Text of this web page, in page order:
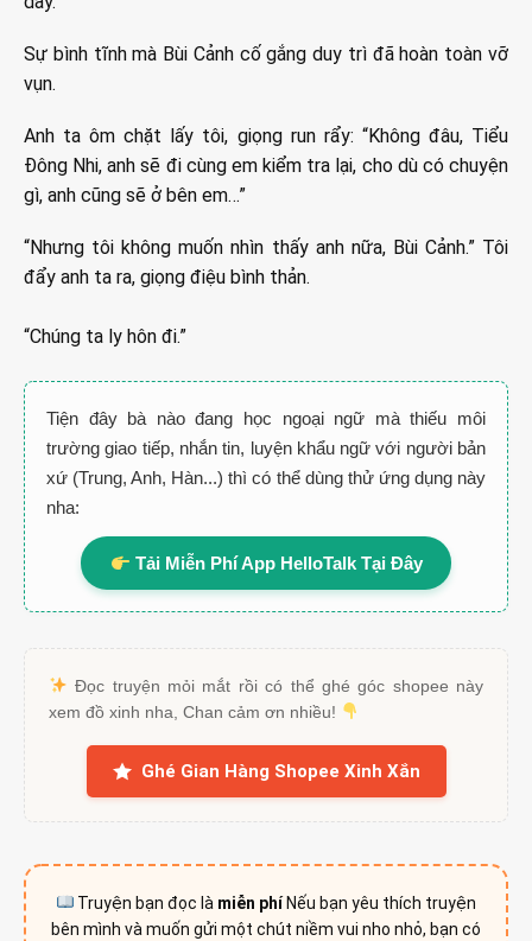
Sự bình tĩnh mà Bùi Cảnh cố gắng duy trì đã hoàn toàn vỡ
vụn.
Anh ta ôm chặt lấy tôi, giọng run rẩy: “Không đâu, Tiểu
Đông Nhi, anh sẽ đi cùng em kiểm tra lại, cho dù có chuyện
gì, anh cũng sẽ ở bên em…”
“Nhưng tôi không muốn nhìn thấy anh nữa, Bùi Cảnh.” Tôi
đẩy anh ta ra, giọng điệu bình thản.
“Chúng ta ly hôn đi.”
Tiện đây bà nào đang học ngoại ngữ mà thiếu môi
trường giao tiếp, nhắn tin, luyện khẩu ngữ với người bản
xứ (Trung, Anh, Hàn...) thì có thể dùng thử ứng dụng này
nha:
Tải Miễn Phí App HelloTalk Tại Đây
Đọc truyện mỏi mắt rồi có thể ghé góc shopee này
xem đồ xinh nha, Chan cảm ơn nhiều!
Ghé Gian Hàng Shopee Xinh Xắn
Truyện bạn đọc là miễn phíNếu bạn yêu thích truyện
bên mình và muốn gửi một chút niềm vui nho nhỏ, bạn có